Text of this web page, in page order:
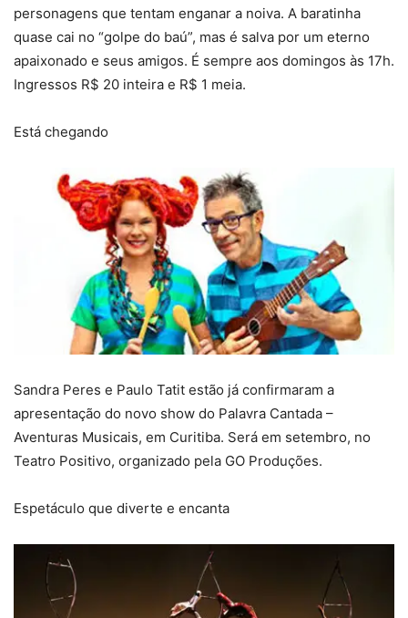
personagens que tentam enganar a noiva. A baratinha
quase cai no “golpe do baú”, mas é salva por um eterno
apaixonado e seus amigos. É sempre aos domingos às 17h.
Ingressos R$ 20 inteira e R$ 1 meia.
Está chegando
Sandra Peres e Paulo Tatit estão já confirmaram a
apresentação do novo show do Palavra Cantada –
Aventuras Musicais, em Curitiba. Será em setembro, no
Teatro Positivo, organizado pela GO Produções.
Espetáculo que diverte e encanta